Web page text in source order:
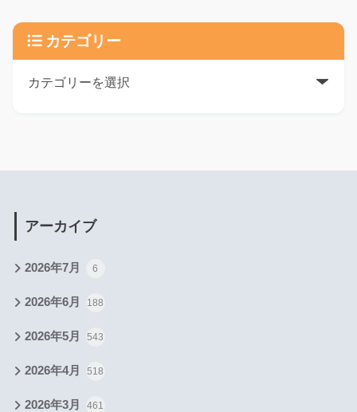
カテゴリー
アーカイブ
2026年7月 6
2026年6月 188
2026年5月 543
2026年4月 518
2026年3月 461